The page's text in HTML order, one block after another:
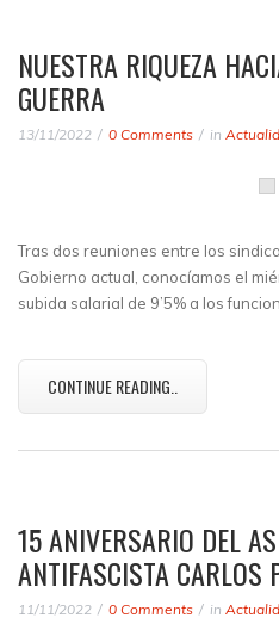
NUESTRA RIQUEZA
GUERRA
13/11/2022 0 Comments in
Tras dos reuniones entre los
Gobierno actual, conocíamos el
subida salarial de 9’5% a los
CONTINUE READING..
15 ANIVERSARIO DEL
ANTIFASCISTA CARLOS
11/11/2022 0 Comments in